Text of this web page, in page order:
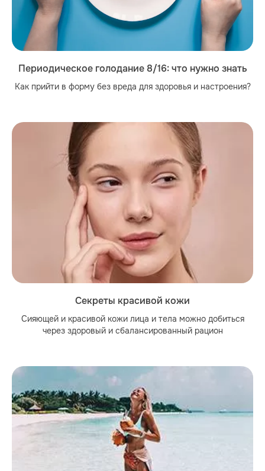
Периодическое голодание 8/16: что нужно знать
Как прийти в форму без вреда для здоровья и настроения?
Секреты красивой кожи
Сияющей и красивой кожи лица и тела можно добиться
через здоровый и сбалансированный рацион